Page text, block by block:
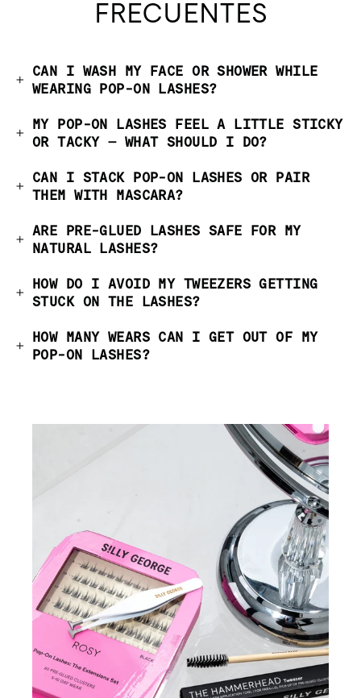
FRECUENTES
CAN I WASH MY FACE OR SHOWER WHILE
WEARING POP-ON LASHES?
MY POP-ON LASHES FEEL A LITTLE STICKY
OR TACKY — WHAT SHOULD I DO?
CAN I STACK POP-ON LASHES OR PAIR
THEM WITH MASCARA?
ARE PRE-GLUED LASHES SAFE FOR MY
NATURAL LASHES?
HOW DO I AVOID MY TWEEZERS GETTING
STUCK ON THE LASHES?
HOW MANY WEARS CAN I GET OUT OF MY
POP-ON LASHES?